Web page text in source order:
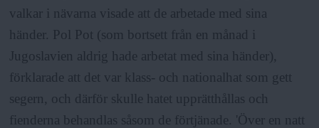
valkar i nävarna visade att de arbetade med sina
händer. Pol Pot (som bortsett från en månad i
Jugoslavien aldrig hade arbetat med sina händer),
förklarade att det var klass- och nationalhat som gett
segern, och därför skulle hatet upprätthållas och
fienderna behandlas såsom de förtjänade. 'Över en natt